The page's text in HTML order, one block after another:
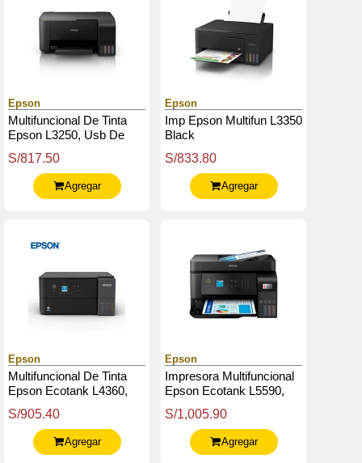
Epson
Multifuncional De Tinta
Epson L3250, Usb De
(Compatible Con Usb 2.0)
S/817.50
Agregar
Epson
Imp Epson Multifun L3350
Black
S/833.80
Agregar
Epson
Multifuncional De Tinta
Epson Ecotank L4360,
Copia / Wi-Fi / Usb
S/905.40
Agregar
Epson
Impresora Multifuncional
Epson Ecotank L5590,
Copia / Fax / Usb / Lan /
Wi-Fi
S/1,005.90
Agregar